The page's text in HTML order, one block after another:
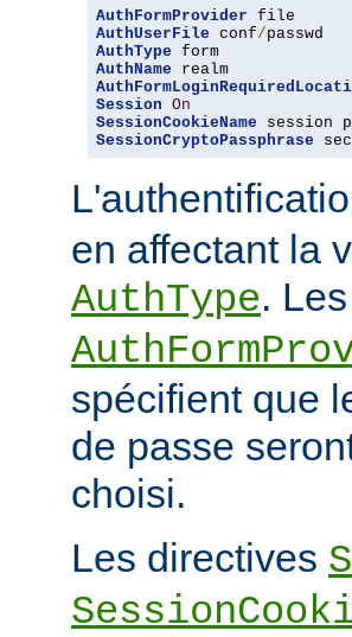
AuthFormProvider
AuthUserFile conf/
AuthType
AuthName
Session On
SessionCookieName session
SessionCryptoPassphrase
en affectant la
AuthType.
spécifient que
de passe
choisi.
Les directives